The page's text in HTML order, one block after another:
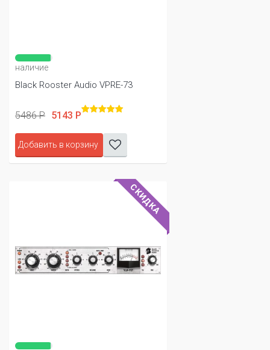
наличие
Black Rooster Audio VPRE-73
5486 Р 5143 Р
Добавить в корзину
СКИДКА